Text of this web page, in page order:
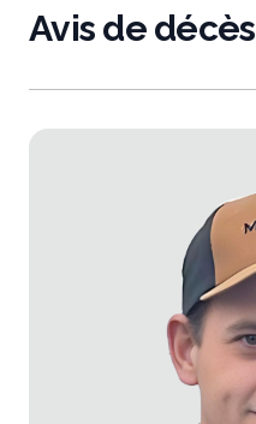
Avis de décès